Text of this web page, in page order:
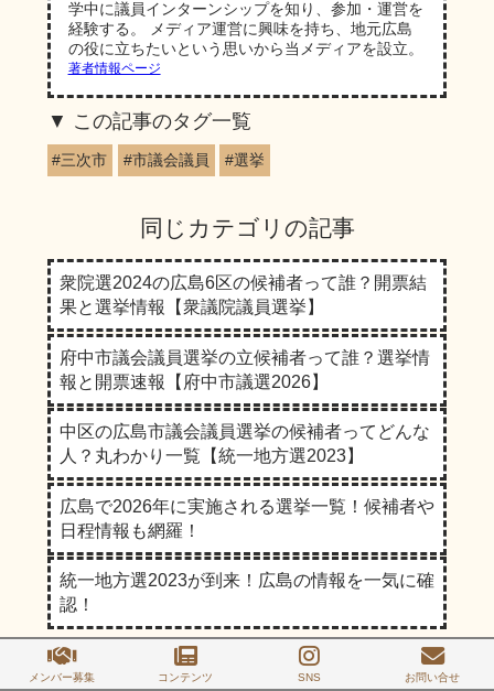
学中に議員インターンシップを知り、参加・運営を
経験する。 メディア運営に興味を持ち、地元広島
の役に立ちたいという思いから当メディアを設立。
著者情報ページ
この記事のタグ一覧
#三次市 #市議会議員 #選挙
同じカテゴリの記事
衆院選2024の広島6区の候補者って誰？開票結
果と選挙情報【衆議院議員選挙】
府中市議会議員選挙の立候補者って誰？選挙情
報と開票速報【府中市議選2026】
中区の広島市議会議員選挙の候補者ってどんな
人？丸わかり一覧【統一地方選2023】
広島で2026年に実施される選挙一覧！候補者や
日程情報も網羅！
統一地方選2023が到来！広島の情報を一気に確
認！
新着記事
メンバー募集 コンテンツ SNS お問い合せ